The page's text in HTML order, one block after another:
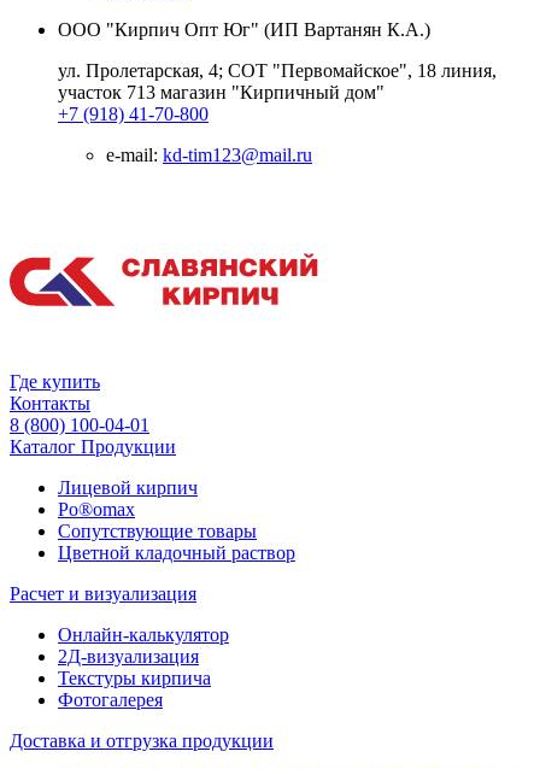
ООО "Кирпич Опт Юг" (ИП Вартанян К.А.)
ул. Пролетарская, 4; СОТ "Первомайское", 18 линия,
участок 713 магазин "Кирпичный дом"
+7 (918) 41-70-800
e-mail: kd-tim123@mail.ru
Где купить
Контакты
8 (800) 100-04-01
Каталог Продукции
Лицевой кирпич
Po®omax
Сопутствующие товары
Цветной кладочный раствор
Расчет и визуализация
Онлайн-калькулятор
2Д-визуализация
Текстуры кирпича
Фотогалерея
Доставка и отгрузка продукции